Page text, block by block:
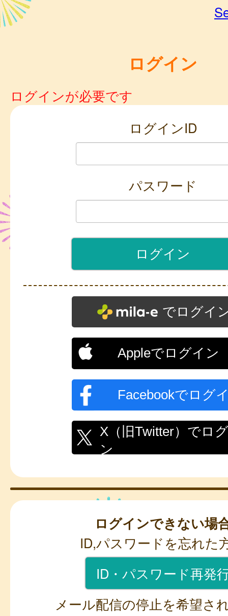
ログイン
ログインが必要です
ログインID
パスワード
でログイ
Appleでログイン
Facebookでログ
X（旧Twitter）でロ
ン
ログインできない場
ID,パスワードを忘れた
ID・パスワード再発
メール配信の停止を希望さ